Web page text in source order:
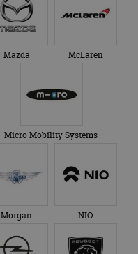
Mazda McLaren
Micro Mobility Systems
Morgan NIO